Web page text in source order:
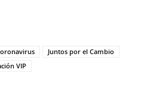
Juntos por el Cambio
VIP